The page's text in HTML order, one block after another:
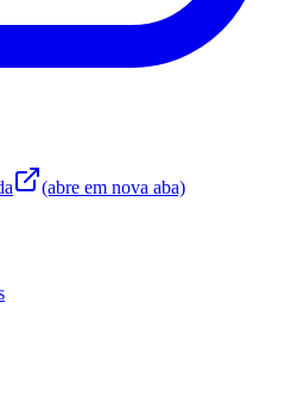
(abre em nova aba)